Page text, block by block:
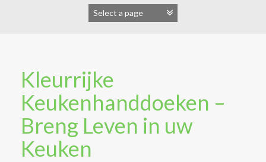
Kleurrijke
Keukenhanddoeken –
Breng Leven in uw
Keuken